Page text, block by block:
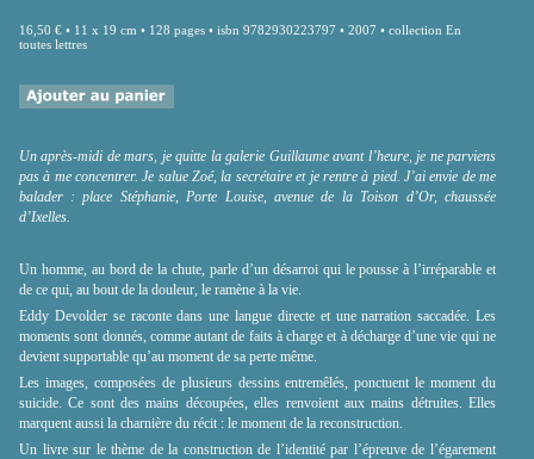
16,50 € • 11 x 19 cm • 128 pages • isbn 9782930223797 • 2007 • collection En
toutes lettres
Un après-midi de mars, je quitte la galerie Guillaume avant l’heure, je ne parviens
pas à me concentrer. Je salue Zoé, la secrétaire et je rentre à pied. J’ai envie de me
balader : place Stéphanie, Porte Louise, avenue de la Toison d’Or, chaussée
d’Ixelles.
Un homme, au bord de la chute, parle d’un désarroi qui le pousse à l’irréparable et
de ce qui, au bout de la douleur, le ramène à la vie.
Eddy Devolder se raconte dans une langue directe et une narration saccadée. Les
moments sont donnés, comme autant de faits à charge et à décharge d’une vie qui ne
devient supportable qu’au moment de sa perte même.
Les images, composées de plusieurs dessins entremêlés, ponctuent le moment du
suicide. Ce sont des mains découpées, elles renvoient aux mains détruites. Elles
marquent aussi la charnière du récit : le moment de la reconstruction.
Un livre sur le thème de la construction de l’identité par l’épreuve de l’égarement